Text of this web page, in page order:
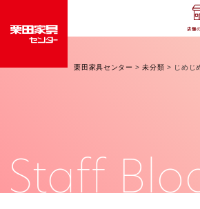
店舗
栗田家具センター >未分類 > じめじ
Staff